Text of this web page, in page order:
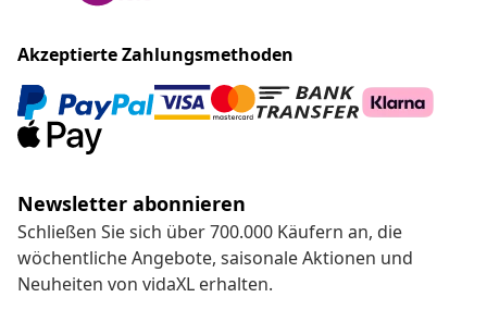
Akzeptierte Zahlungsmethoden
Newsletter abonnieren
Schließen Sie sich über 700.000 Käufern an, die
wöchentliche Angebote, saisonale Aktionen und
Neuheiten von vidaXL erhalten.